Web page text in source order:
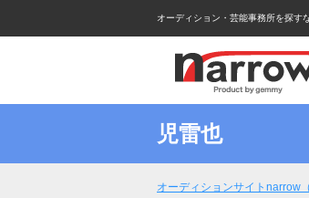
オーディション・芸能事務所を探す
児雷也
オーディションサイトnarrow